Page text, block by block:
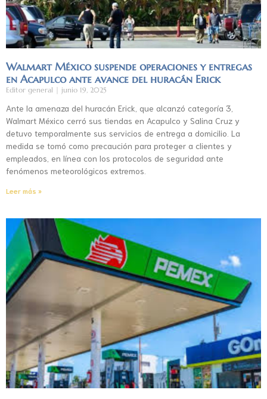
Walmart México suspende operaciones y entregas
en Acapulco ante avance del huracán Erick
Editor general junio 19, 2025
Ante la amenaza del huracán Erick, que alcanzó categoría 3,
Walmart México cerró sus tiendas en Acapulco y Salina Cruz y
detuvo temporalmente sus servicios de entrega a domicilio. La
medida se tomó como precaución para proteger a clientes y
empleados, en línea con los protocolos de seguridad ante
fenómenos meteorológicos extremos.
Leer más »